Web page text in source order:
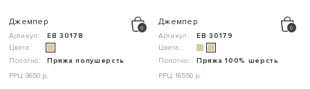
Джемпер
Артикул:
ЕВ 30178
Цвета:
Полотно:
Пряжа полушерсть
РРЦ: 9650 р.
Джемпер
Артикул:
ЕВ 30179
Цвета:
Полотно:
Пряжа 100% шерсть
РРЦ: 16550 р.